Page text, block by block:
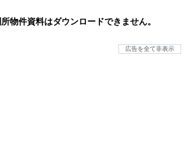
物件資料はダウンロードできません。
広告を全て非表示